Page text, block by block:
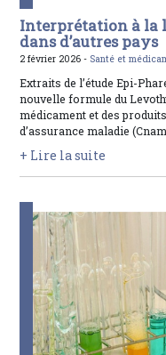
Interprétation à la
dans d’autres pays
2 février 2026 - Santé et
Extraits de l’étude Epi-
nouvelle formule du
médicament et des
d’assurance maladie
+ Lire la suite